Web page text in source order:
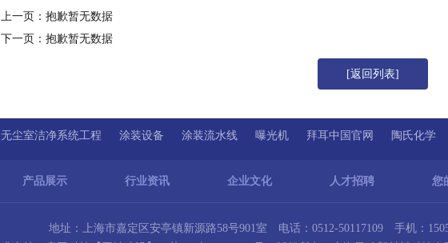
上一页： 抱歉暂无数据
下一页： 抱歉暂无数据
[返回列表]
无尘室洁净系统工程 涂装设备 涂装流水线 曝光机 拜耳中国官网 陶氏化学
产品展示 行业资讯 企业文化 人才招聘 您
地址：上海市嘉定区安亭镇新源路58号901室 电话：0512-50117109 手机：